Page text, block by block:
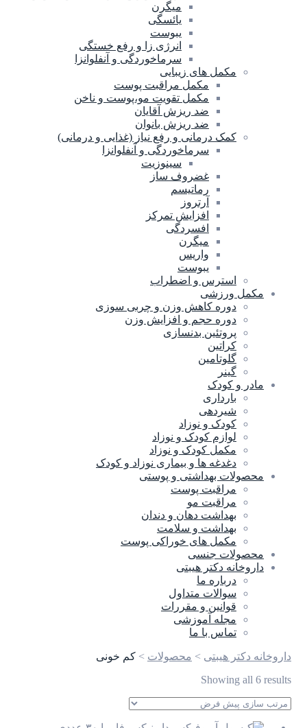
میگرن
یائسگی
یبوست
انرژی زا و رفع خستگی
سرماخوردگی و آنفلوانزا
مکمل های زیبایی
مکمل مراقبت پوست
مکمل تقویت مو،پوست و ناخن
ضد ریزش آقایان
ضد ریزش بانوان
کمک درمانی و رفع نیاز (غذایی و درمانی)
سرماخوردگی و آنفلوانزا
سینوزیت
غضروف ساز
رماتیسم
آرتروز
افزایش تمرکز
افسردگی
میگرن
واریس
یبوست
استرس و اضطراب
مکمل ورزشی
دوره کاهش وزن و چربی سوزی
دوره حجم و افزایش وزن
پروتئین بدنسازی
کراتین
گلوتامین
گینر
مادر و کودک
بارداری
شیردهی
کودک و نوزاد
لوازم کودک و نوزاد
مکمل کودک و نوزاد
دغدغه ها و بیماری نوزاد و کودک
محصولات بهداشتی و پوستی
مراقبت پوست
مراقبت مو
بهداشت دهان و دندان
بهداشت و سلامت
مکمل های خوراکی پوست
محصولات جنسی
داروخانه دکتر هیبتی
درباره ما
سوالات متداول
قوانین و مقررات
مجله آموزشی
تماس با ما
داروخانه دکتر هیبتی > محصولات > کم خونی
Showing all 6 results